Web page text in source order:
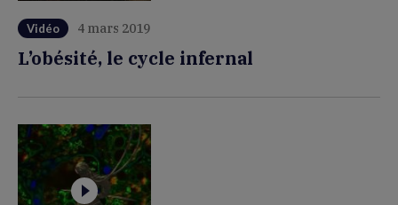
Vidéo 4 mars 2019
L’obésité, le cycle infernal